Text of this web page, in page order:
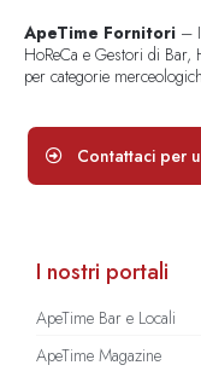
ApeTime Fornitori –
HoReCa e Gestori di Bar,
per categorie
Contattaci per
I nostri portali
ApeTime Bar e Locali
ApeTime Magazine